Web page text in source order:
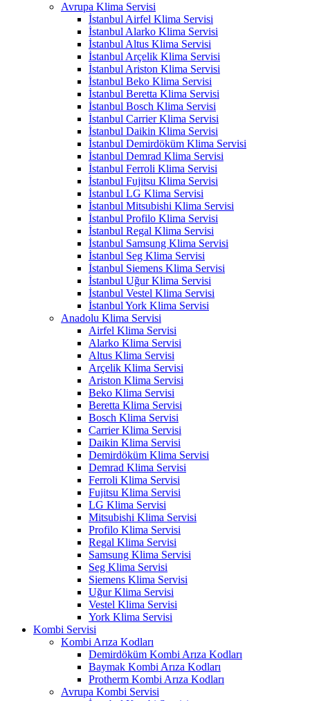
Avrupa Klima Servisi
İstanbul Airfel Klima Servisi
İstanbul Alarko Klima Servisi
İstanbul Altus Klima Servisi
İstanbul Arçelik Klima Servisi
İstanbul Ariston Klima Servisi
İstanbul Beko Klima Servisi
İstanbul Beretta Klima Servisi
İstanbul Bosch Klima Servisi
İstanbul Carrier Klima Servisi
İstanbul Daikin Klima Servisi
İstanbul Demirdöküm Klima Servisi
İstanbul Demrad Klima Servisi
İstanbul Ferroli Klima Servisi
İstanbul Fujitsu Klima Servisi
İstanbul LG Klima Servisi
İstanbul Mitsubishi Klima Servisi
İstanbul Profilo Klima Servisi
İstanbul Regal Klima Servisi
İstanbul Samsung Klima Servisi
İstanbul Seg Klima Servisi
İstanbul Siemens Klima Servisi
İstanbul Uğur Klima Servisi
İstanbul Vestel Klima Servisi
İstanbul York Klima Servisi
Anadolu Klima Servisi
Airfel Klima Servisi
Alarko Klima Servisi
Altus Klima Servisi
Arçelik Klima Servisi
Ariston Klima Servisi
Beko Klima Servisi
Beretta Klima Servisi
Bosch Klima Servisi
Carrier Klima Servisi
Daikin Klima Servisi
Demirdöküm Klima Servisi
Demrad Klima Servisi
Ferroli Klima Servisi
Fujitsu Klima Servisi
LG Klima Servisi
Mitsubishi Klima Servisi
Profilo Klima Servisi
Regal Klima Servisi
Samsung Klima Servisi
Seg Klima Servisi
Siemens Klima Servisi
Uğur Klima Servisi
Vestel Klima Servisi
York Klima Servisi
Kombi Servisi
Kombi Arıza Kodları
Demirdöküm Kombi Arıza Kodları
Baymak Kombi Arıza Kodları
Protherm Kombi Arıza Kodları
Avrupa Kombi Servisi